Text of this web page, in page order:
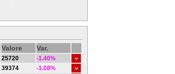
Valore Var.
25720
-1.40%
39374
-1.08%